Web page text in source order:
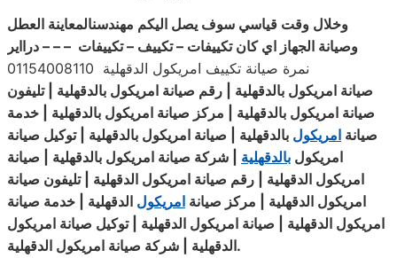
وخلال وقت قياسي سوف يصل اليكم مهندسنالمعاينة العطل
وصيانة الجهاز اي كان تكييفات – تكييف – تكييفات – – – درااير
نمرة صيانة تكييف امريكول الدقهلية 01154008110
صيانة امريكول بالدقهلية | رقم صيانة امريكول بالدقهلية | تليفون
صيانة امريكول بالدقهلية | مركز صيانة امريكول بالدقهلية | خدمة
صيانة امريكول بالدقهلية | صيانة امريكول بالدقهلية | توكيل صيانة
امريكول بالدقهلية
شركة صيانة امريكول بالدقهلية | صيانة
امريكول الدقهلية | رقم صيانة امريكول الدقهلية | تليفون صيانة
امريكول الدقهلية | مركز صيانة امريكول الدقهلية | خدمة صيانة
امريكول الدقهلية | صيانة امريكول الدقهلية | توكيل صيانة امريكول
الدقهلية | شركة صيانة امريكول الدقهلية.